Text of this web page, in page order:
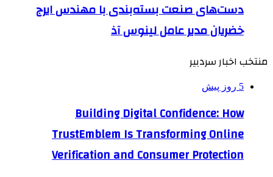
دست‌های صنعت بسته‌بندی با مهندس ایرج
خضریان مدیر عامل لینوس آذ
منتخب اخبار سردبیر
5 روز پیش
Building Digital Confidence: How
TrustEmblem Is Transforming Online
Verification and Consumer Protection